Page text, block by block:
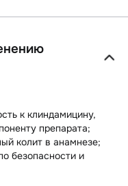
к клиндамицину,
препарата;
колит в анамнезе;
безопасности и